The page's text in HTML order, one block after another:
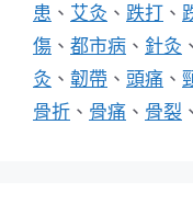
患 、 艾灸 、 跌打 、
傷 、 都市病 、 針灸 、
灸 、 韌帶 、 頭痛 、
骨折 、 骨痛 、 骨裂 、